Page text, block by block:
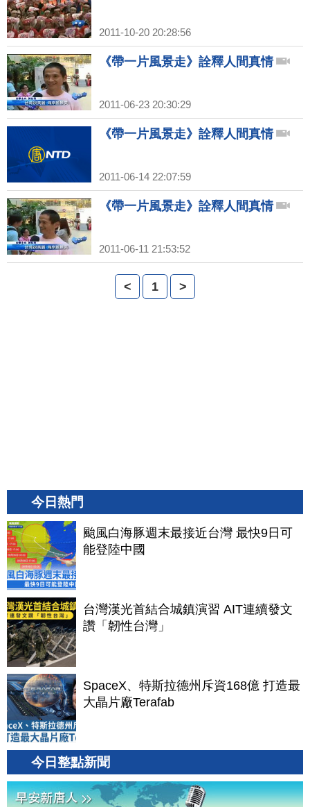
2011-10-20 20:28:56
《帶一片風景走》詮釋人間真情
2011-06-23 20:30:29
《帶一片風景走》詮釋人間真情
2011-06-14 22:07:59
《帶一片風景走》詮釋人間真情
2011-06-11 21:53:52
< 1 >
今日熱門
颱風白海豚週末最接近台灣 最快9日可
能登陸中國
台灣漢光首結合城鎮演習 AIT連續發文
讚「韌性台灣」
SpaceX、特斯拉德州斥資168億 打造最
大晶片廠Terafab
今日整點新聞